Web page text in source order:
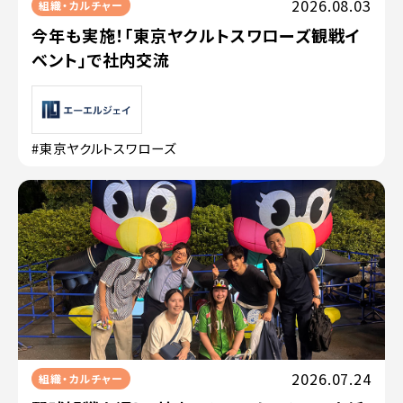
組織・カルチャー 2026.08.03
今年も実施！「東京ヤクルトスワローズ観戦イ
ベント」で社内交流
#東京ヤクルトスワローズ
組織・カルチャー 2026.07.24